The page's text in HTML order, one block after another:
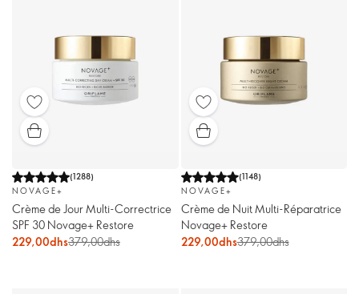
(1288)
NOVAGE+
Crème de Jour Multi-Correctrice
SPF 30 Novage+ Restore
229,00dhs379,00dhs
(1148)
NOVAGE+
Crème de Nuit Multi-Réparatrice
Novage+ Restore
229,00dhs379,00dhs